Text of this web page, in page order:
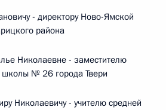
- директору Ново-Ямской
района
Николаевне - заместителю
школы № 26 города Твери
Николаевичу - учителю средней